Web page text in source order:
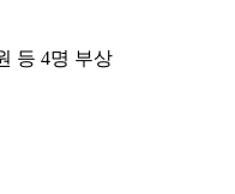
등 4명 부상